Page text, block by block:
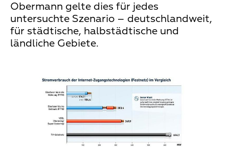
Obermann gelte dies für jedes
untersuchte Szenario – deutschlandweit,
für städtische, halbstädtische und
ländliche Gebiete.